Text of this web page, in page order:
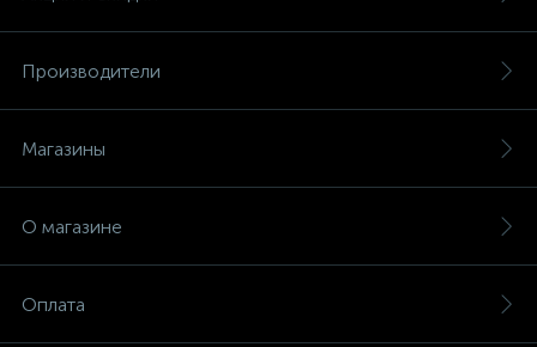
Производители
Магазины
О магазине
Оплата